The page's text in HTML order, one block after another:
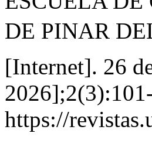
DE PINAR
[Internet]. 26
https://